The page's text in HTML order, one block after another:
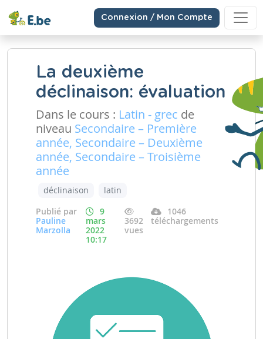
Connexion / Mon Compte
La deuxième
déclinaison: évaluation
Dans le cours : Latin - grec de
niveau Secondaire – Première
année, Secondaire – Deuxième
année, Secondaire – Troisième
année
déclinaison
latin
Publié par
Pauline
Marzolla
9
mars
2022
10:17
3692
vues
1046
téléchargements